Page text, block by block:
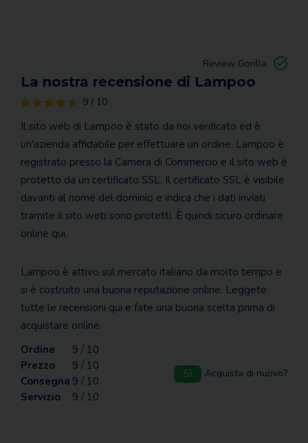
La nostra recensione di Lampoo
9 / 10
Review Gorilla
Il sito web di Lampoo è stato da noi verificato ed è
un'azienda affidabile per effettuare un ordine. Lampoo è
registrato presso la Camera di Commercio e il sito web è
protetto da un certificato SSL. Il certificato SSL è visibile
davanti al nome del dominio e indica che i dati inviati
tramite il sito web sono protetti. È quindi sicuro ordinare
online qui.
Lampoo è attivo sul mercato italiano da molto tempo e
si è costruito una buona reputazione online. Leggete
tutte le recensioni qui e fate una buona scelta prima di
acquistare online.
Ordine
9 / 10
Prezzo
9 / 10
Consegna 9 / 10
Servizio
9 / 10
Sì Acquista di nuovo?